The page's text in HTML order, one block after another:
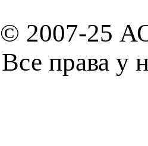
© 2007-25
Все права у